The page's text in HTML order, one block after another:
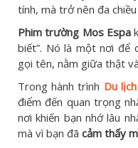
tính, mà trở nên đa chiều
Phim trường Mos Espa
biết”. Nó là một nơi để
gọi tên, nằm giữa thật
Trong hành trình Du
điểm đến quan trọng
nơi khiến bạn nhớ lâu
mà vì bạn đã cảm thấy